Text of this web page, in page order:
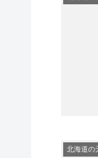
北海道の